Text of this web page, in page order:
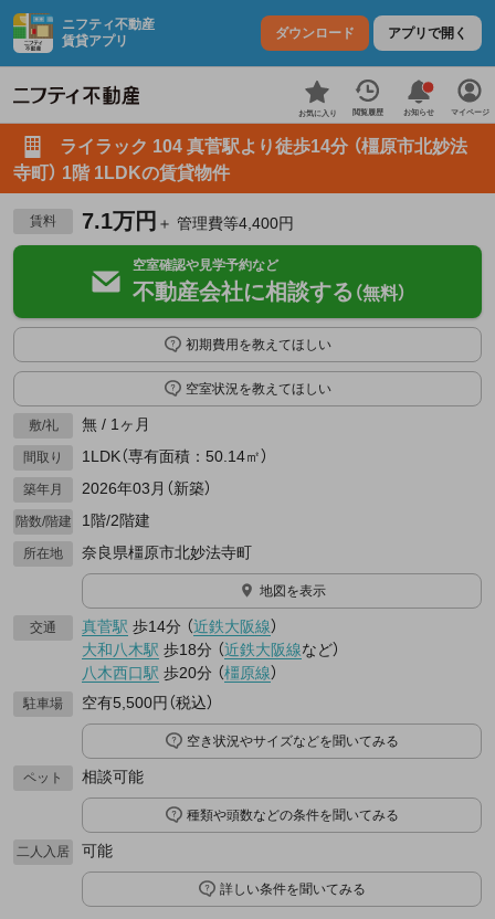
ニフティ不動産
賃貸アプリ
ダウンロード アプリで開く
お気に入り 閲覧履歴 お知らせ マイページ
ライラック 104 真菅駅より徒歩14分 （橿原市北妙法
寺町） 1階 1LDKの賃貸物件
賃料 7.1万円 ＋ 管理費等4,400円
空室確認や見学予約など
不動産会社に相談する （無料）
初期費用を教えてほしい
空室状況を教えてほしい
敷/礼 無 / 1ヶ月
間取り 1LDK（専有面積：50.14㎡）
築年月 2026年03月（新築）
階数/階建 1階/2階建
所在地 奈良県橿原市北妙法寺町
地図を表示
交通 真菅駅 歩14分 （近鉄大阪線）
大和八木駅 歩18分 （近鉄大阪線など）
八木西口駅 歩20分 （橿原線）
駐車場 空有5,500円（税込）
空き状況やサイズなどを聞いてみる
ペット 相談可能
種類や頭数などの条件を聞いてみる
二人入居 可能
詳しい条件を聞いてみる